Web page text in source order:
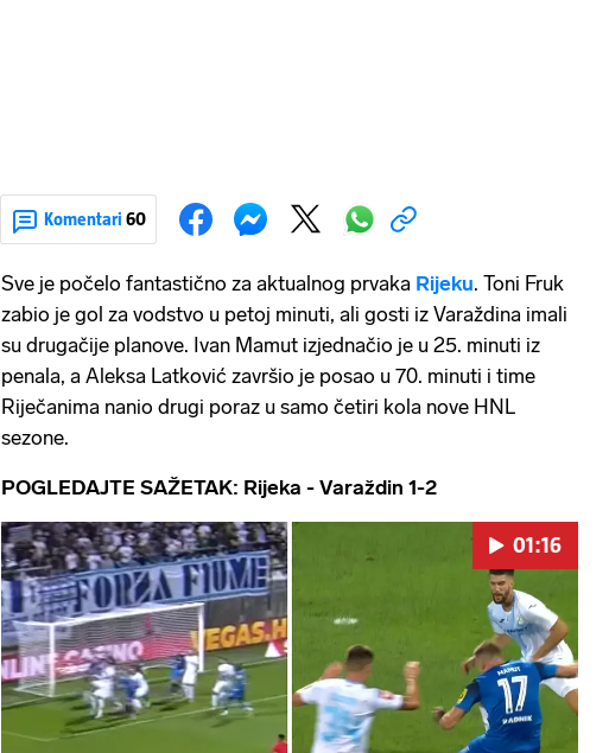
Komentari 60
Sve je počelo fantastično za aktualnog prvaka Rijeku. Toni Fruk
zabio je gol za vodstvo u petoj minuti, ali gosti iz Varaždina imali
su drugačije planove. Ivan Mamut izjednačio je u 25. minuti iz
penala, a Aleksa Latković završio je posao u 70. minuti i time
Riječanima nanio drugi poraz u samo četiri kola nove HNL
sezone.
POGLEDAJTE SAŽETAK: Rijeka - Varaždin 1-2
Pokretanje videa...
01:16